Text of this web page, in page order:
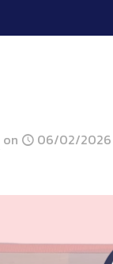
on 06/02/2026